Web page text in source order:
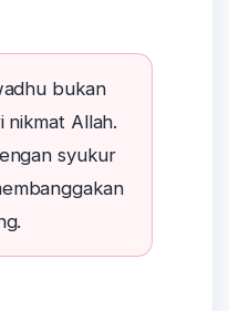
bukan
nikmat Allah.
syukur